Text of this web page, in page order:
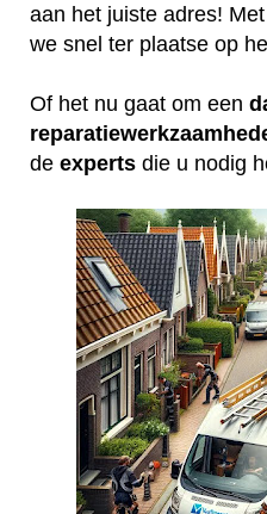
aan het juiste adres!
we snel ter plaatse op
Of het nu gaat om een
de experts die u nodig